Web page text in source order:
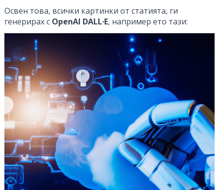
Освен това, всички картинки от статията, ги
генерирах с OpenAI DALL·E, например ето тази: